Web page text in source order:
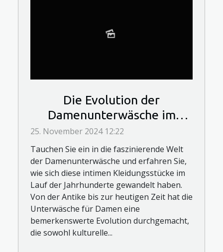
Die Evolution der
Damenunterwäsche im
Laufe der Jahrhunderte
25. November 2024 12:22
Tauchen Sie ein in die faszinierende Welt
der Damenunterwäsche und erfahren Sie,
wie sich diese intimen Kleidungsstücke im
Lauf der Jahrhunderte gewandelt haben.
Von der Antike bis zur heutigen Zeit hat die
Unterwäsche für Damen eine
bemerkenswerte Evolution durchgemacht,
die sowohl kulturelle...